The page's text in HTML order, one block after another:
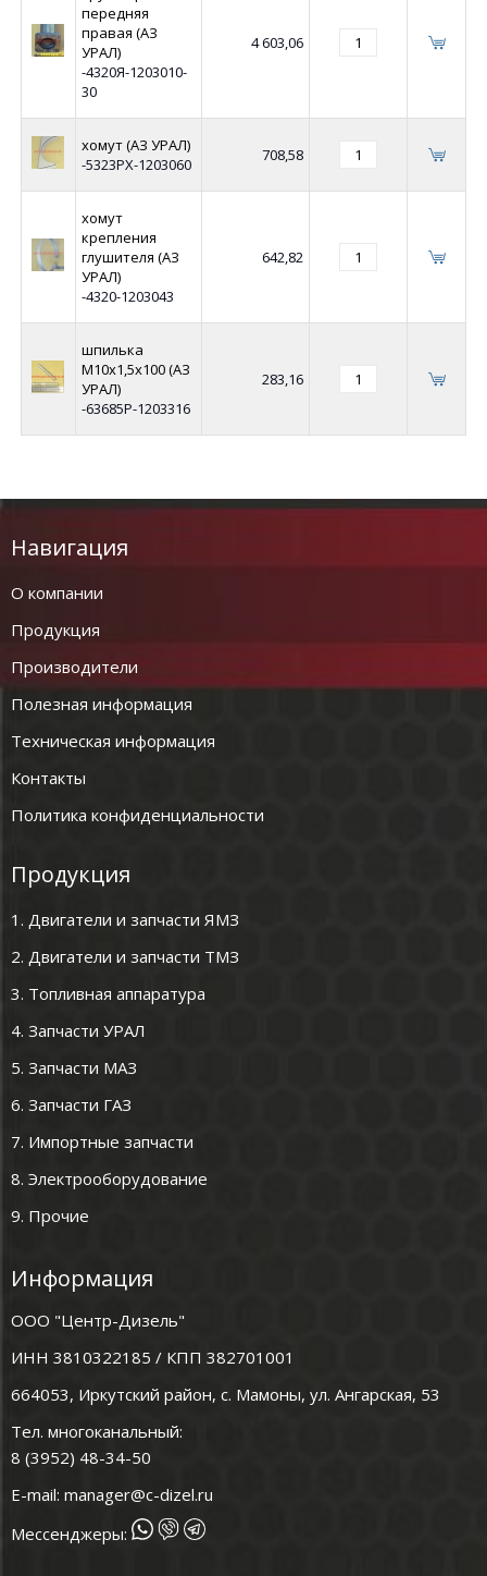
передняя
правая (АЗ
УРАЛ)
-4320Я-1203010-
30
4 603,06
хомут (АЗ УРАЛ)
-5323РХ-1203060
708,58
хомут
крепления
глушителя (АЗ
УРАЛ)
-4320-1203043
642,82
шпилька
М10х1,5х100 (АЗ
УРАЛ)
-63685Р-1203316
283,16
Навигация
О компании
Продукция
Производители
Полезная информация
Техническая информация
Контакты
Политика конфиденциальности
Продукция
1. Двигатели и запчасти ЯМЗ
2. Двигатели и запчасти ТМЗ
3. Топливная аппаратура
4. Запчасти УРАЛ
5. Запчасти МАЗ
6. Запчасти ГАЗ
7. Импортные запчасти
8. Электрооборудование
9. Прочие
Информация
ООО "Центр-Дизель"
ИНН 3810322185 / КПП 382701001
664053, Иркутский район, с. Мамоны, ул. Ангарская, 53
Тел. многоканальный:
8 (3952) 48-34-50
E-mail: manager@c-dizel.ru
Мессенджеры: